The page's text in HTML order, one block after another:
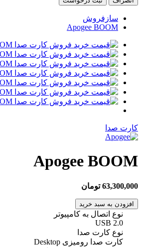
سازفروش
Apogee BOOM
کارت صدا
Apogee BOOM
63,300,000 تومان
افزودن به سبد خرید
نوع اتصال به کامپیوتر
USB 2.0
نوع کارت صدا
کارت صدا رومیزی Desktop